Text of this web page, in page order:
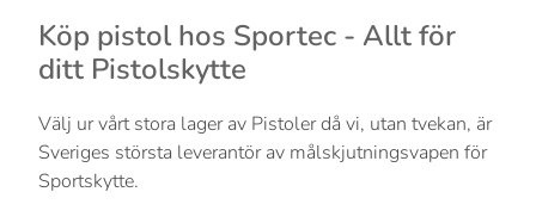
Köp pistol hos Sportec - Allt för
ditt Pistolskytte
Välj ur vårt stora lager av Pistoler då vi, utan tvekan, är
Sveriges största leverantör av målskjutningsvapen för
Sportskytte.